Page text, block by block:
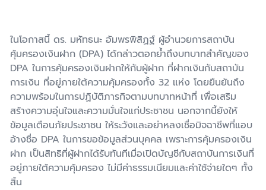
ในโอกาสนี้ ดร. มหัทธนะ อัมพรพิสิฏฐ์ ผู้อำนวยการสถาบัน
คุ้มครองเงินฝาก (DPA) ได้กล่าวตอกย้ำถึงบทบาทสำคัญของ
DPA ในการคุ้มครองเงินฝากให้กับผู้ฝาก ที่ฝากเงินกับสถาบัน
การเงิน ที่อยู่ภายใต้ความคุ้มครองทั้ง 32 แห่ง โดยยืนยันถึง
ความพร้อมในการปฏิบัติภารกิจตามบทบาทหน้าที่ เพื่อเสริม
สร้างความอุ่นใจและความมั่นใจแก่ประชาชน นอกจากนี้ยังให้
ข้อมูลเตือนภัยประชาชน ให้ระวังและอย่าหลงเชื่อมิจฉาชีพที่แอบ
อ้างชื่อ DPA ในการขอข้อมูลส่วนบุคคล เพราะการคุ้มครองเงิน
ฝาก เป็นสิทธิที่ผู้ฝากได้รับทันทีเมื่อเปิดบัญชีกับสถาบันการเงินที่
อยู่ภายใต้ความคุ้มครอง ไม่มีค่าธรรมเนียมและค่าใช้จ่ายใดๆ ทั้ง
สิ้น